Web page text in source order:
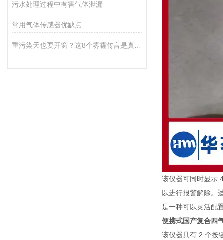
污水处理过程中有害气体泄漏
常用气体传感器优缺点
该仪器可同时显示
以进行报警解除。
是一种可以灵活配
便携式国产复合四
该仪器具有 2 个按